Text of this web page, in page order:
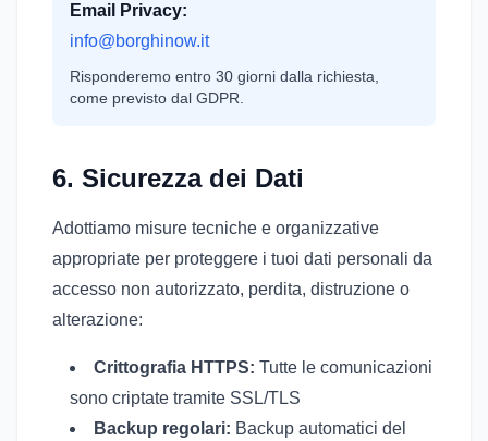
Email Privacy:
info@borghinow.it
Risponderemo entro 30 giorni dalla richiesta,
come previsto dal GDPR.
6. Sicurezza dei Dati
Adottiamo misure tecniche e organizzative
appropriate per proteggere i tuoi dati personali da
accesso non autorizzato, perdita, distruzione o
alterazione:
Crittografia HTTPS: Tutte le comunicazioni
sono criptate tramite SSL/TLS
Backup regolari: Backup automatici del